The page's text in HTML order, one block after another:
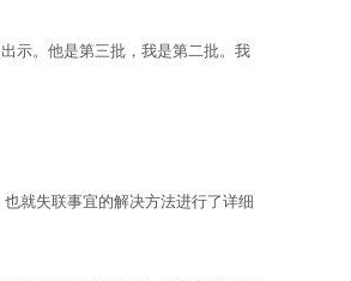
示。他是第三批，我是第二批。我
就失联事宜的解决方法进行了详细